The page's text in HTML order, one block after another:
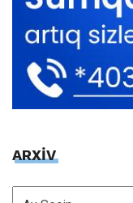
ARXİV
ARXİV